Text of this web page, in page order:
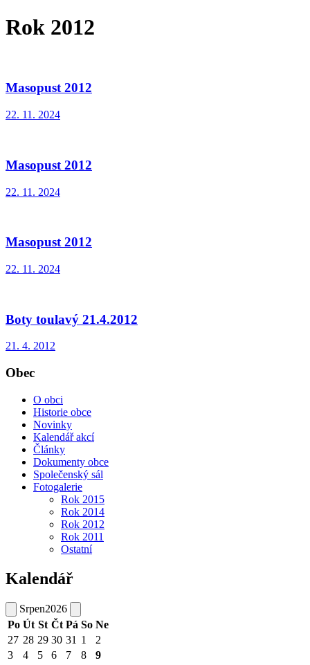
Rok 2012
Masopust 2012
22. 11. 2024
Masopust 2012
22. 11. 2024
Masopust 2012
22. 11. 2024
Boty toulavý 21.4.2012
21. 4. 2012
Obec
O obci
Historie obce
Novinky
Kalendář akcí
Články
Dokumenty obce
Společenský sál
Fotogalerie
Rok 2015
Rok 2014
Rok 2012
Rok 2011
Ostatní
Kalendář
Srpen2026
Po Út St Čt Pá So Ne
27 28 29 30 31 1
2
3
4 5 6 7 8
9